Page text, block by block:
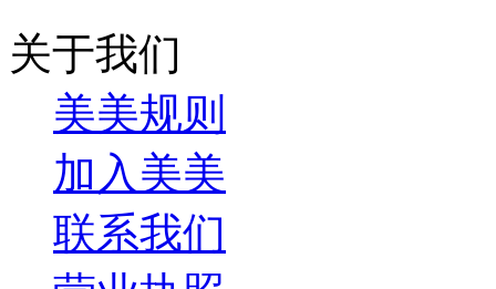
关于我们
美美规则
加入美美
联系我们